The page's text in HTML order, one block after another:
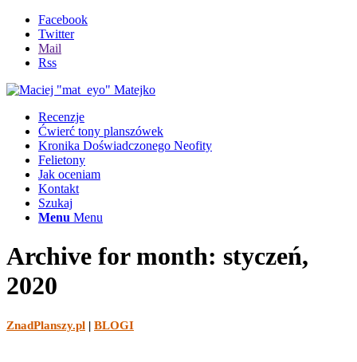
Facebook
Twitter
Mail
Rss
Recenzje
Ćwierć tony planszówek
Kronika Doświadczonego Neofity
Felietony
Jak oceniam
Kontakt
Szukaj
Menu Menu
Archive for month: styczeń,
2020
ZnadPlanszy.pl | BLOGI